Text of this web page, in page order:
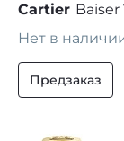
Cartier
Нет в
Предзаказ